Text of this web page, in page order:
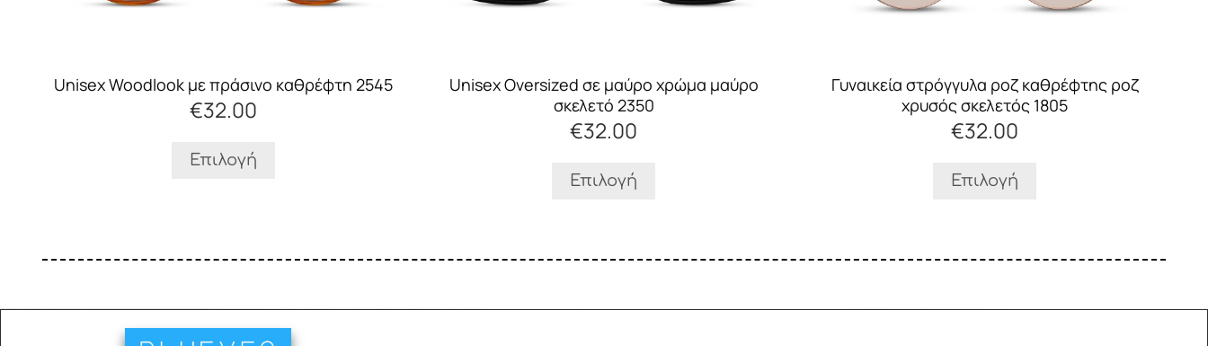
Unisex Woodlook με πράσινο καθρέφτη 2545
€32.00
Επιλογή
του
προϊόντος
Unisex Oversized σε μαύρο χρώμα μαύρο
σκελετό 2350
€32.00
Επιλογή
του
προϊόντος
Γυναικεία στρόγγυλα ροζ καθρέφτης ροζ
χρυσός σκελετός 1805
€32.00
Επιλογή
του
προϊόντος